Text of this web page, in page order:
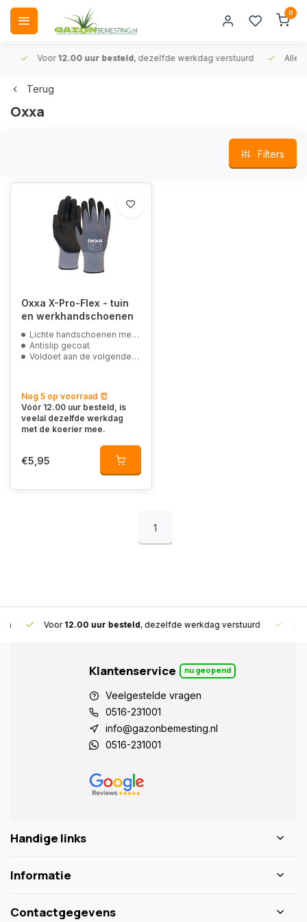
0
Voor12.00 uur besteld, dezelfde werkdag verstuurd Alleen
Terug
Oxxa
Filters
Oxxa X-Pro-Flex - tuin
en werkhandschoenen
Lichte handschoenen met goede grip
Antislip gecoat
Voldoet aan de volgende normen: EN 388 (4141)
Nog 5 op voorraad ⏰
Vóór 12.00 uur besteld, is
veelal dezelfde werkdag
met de koerier mee.
€5,95
1
Voor12.00 uur besteld, dezelfde werkdag verstuurd Alleen
Klantenservice nu geopend
Veelgestelde vragen
0516-231001
info@gazonbemesting.nl
0516-231001
Handige links
Informatie
Contactgegevens